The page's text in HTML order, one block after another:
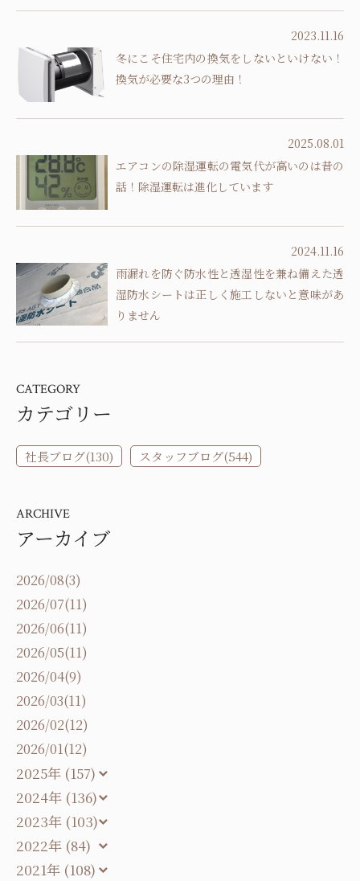
2023.11.16
冬にこそ住宅内の換気をしないといけない！
換気が必要な3つの理由！
2025.08.01
エアコンの除湿運転の電気代が高いのは昔の
話！除湿運転は進化しています
2024.11.16
雨漏れを防ぐ防水性と透湿性を兼ね備えた透
湿防水シートは正しく施工しないと意味があ
りません
CATEGORY
カテゴリー
社長ブログ(130) スタッフブログ(544)
ARCHIVE
アーカイブ
2026/08(3)
2026/07(11)
2026/06(11)
2026/05(11)
2026/04(9)
2026/03(11)
2026/02(12)
2026/01(12)
2025年 (157)
2024年 (136)
2023年 (103)
2022年 (84)
2021年 (108)